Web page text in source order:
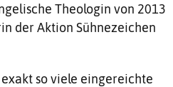
Theologin von 2013
der Aktion Sühnezeichen
so viele eingereichte